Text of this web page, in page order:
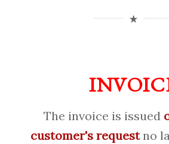
The invoice is issued
customer's requestno